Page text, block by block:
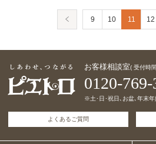
9 10 11 12
お客様相談室( 受付時
0120-769-
※土･日･祝日､お盆､年末年
よくあるご質問